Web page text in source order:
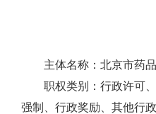
主体名称：北京市药品
职权类别：行政许可
强制、行政奖励、其他行政